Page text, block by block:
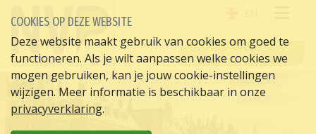
INLOGGEN
COOKIES OP DEZE WEBSITE
Deze website maakt gebruik van cookies om goed te
functioneren. Als je wilt aanpassen welke cookies we
mogen gebruiken, kan je jouw cookie-instellingen
wijzigen. Meer informatie is beschikbaar in onze
privacyverklaring.